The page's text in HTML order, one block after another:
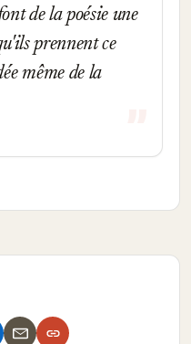
de la poésie une
prennent ce
même de la